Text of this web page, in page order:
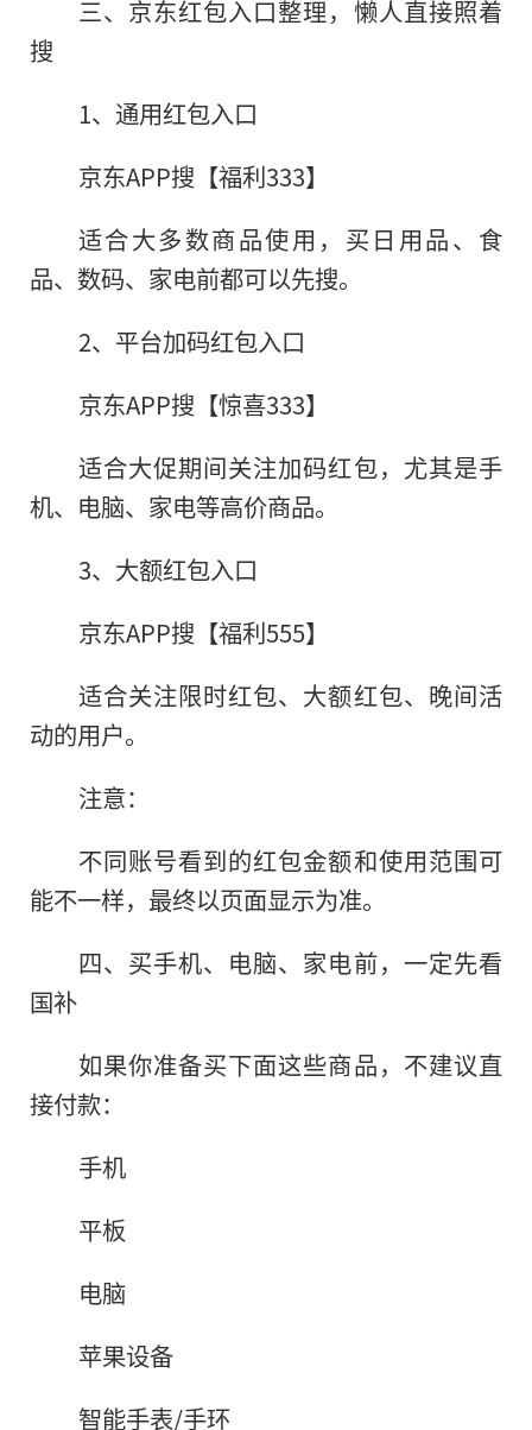
三、京东红包入口整理，懒人直接照着
搜
1、通用红包入口
京东APP搜【福利333】
适合大多数商品使用，买日用品、食
品、数码、家电前都可以先搜。
2、平台加码红包入口
京东APP搜【惊喜333】
适合大促期间关注加码红包，尤其是手
机、电脑、家电等高价商品。
3、大额红包入口
京东APP搜【福利555】
适合关注限时红包、大额红包、晚间活
动的用户。
注意：
不同账号看到的红包金额和使用范围可
能不一样，最终以页面显示为准。
四、买手机、电脑、家电前，一定先看
国补
如果你准备买下面这些商品，不建议直
接付款：
手机
平板
电脑
苹果设备
智能手表/手环